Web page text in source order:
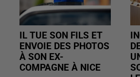
IL TUE SON FILS ET
ENVOIE DES PHOTOS
À SON EX-
COMPAGNE À NICE